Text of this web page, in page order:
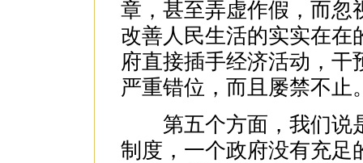
章，甚至弄虚作假，而忽
改善人民生活的实实在在
府直接插手经济活动，
严重错位，而且屡禁不止
第五个方面，我们说
制度，一个政府没有充足